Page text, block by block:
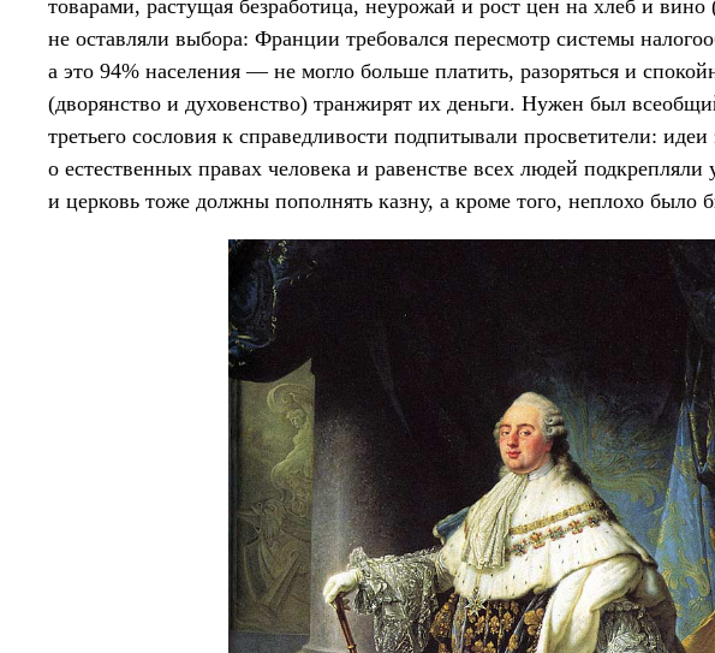
товарами, растущая безработица, неурожай и рост цен на хлеб и вино
не оставляли выбора: Франции требовался пересмотр системы
а это 94% населения — не могло больше платить, разоряться и
(дворянство и духовенство) транжирят их деньги. Нужен был
третьего сословия к справедливости подпитывали просветители: идеи
о естественных правах человека и равенстве всех людей подкрепляли
и церковь тоже должны пополнять казну, а кроме того, неплохо было